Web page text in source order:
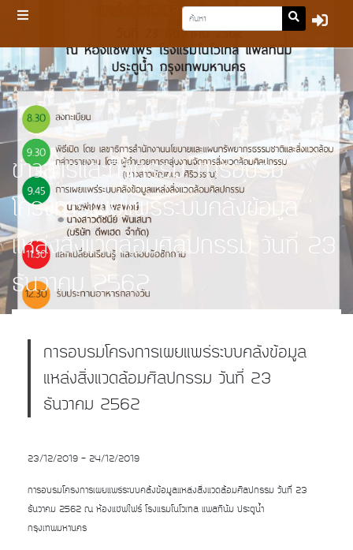
ข่าวสารและกิจกรรม-การอบรม
โครงการเผยแพร่ระบบคลังข้อมูล
แหล่งสิ่งแวดล้อมศิลปกรรม วันที่ 23
ธันวาคม 2562
การอบรมโครงการเผยแพร่ระบบคลังข้อมูล
แหล่งสิ่งแวดล้อมศิลปกรรม วันที่ 23
ธันวาคม 2562
23/12/2019 - 24/12/2019
การอบรมโครงการเผยแพร่ระบบคลังข้อมูลแหล่งสิ่งแวดล้อมศิลปกรรม วันที่ 23
ธันวาคม 2562 ณ ห้องแซฟไฟร์ โรงแรมโนโวเทล แพลทินัม ประตูน้ำ
กรุงเทพมหานคร